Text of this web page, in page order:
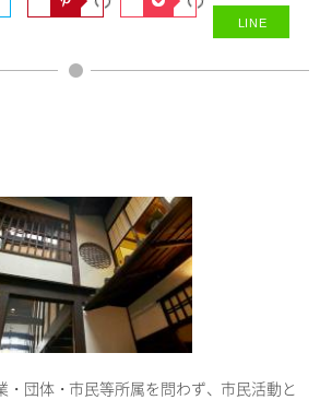
LINE
・団体・市民等所属を問わず、市民活動と